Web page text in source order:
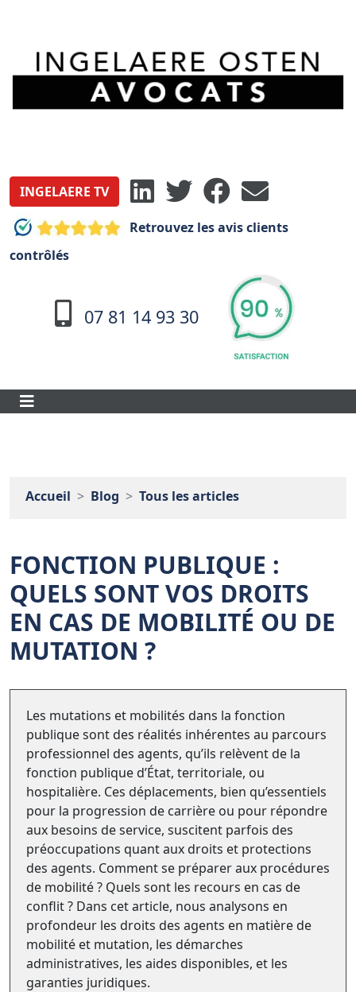
INGELAERE TV
Retrouvez les avis clients
contrôlés
07 81 14 93 30
Accueil Blog Tous les articles
FONCTION PUBLIQUE :
QUELS SONT VOS DROITS
EN CAS DE MOBILITÉ OU DE
MUTATION ?
Les mutations et mobilités dans la fonction
publique sont des réalités inhérentes au parcours
professionnel des agents, qu’ils relèvent de la
fonction publique d’État, territoriale, ou
hospitalière. Ces déplacements, bien qu’essentiels
pour la progression de carrière ou pour répondre
aux besoins de service, suscitent parfois des
préoccupations quant aux droits et protections
des agents. Comment se préparer aux procédures
de mobilité ? Quels sont les recours en cas de
conflit ? Dans cet article, nous analysons en
profondeur les droits des agents en matière de
mobilité et mutation, les démarches
administratives, les aides disponibles, et les
garanties juridiques.